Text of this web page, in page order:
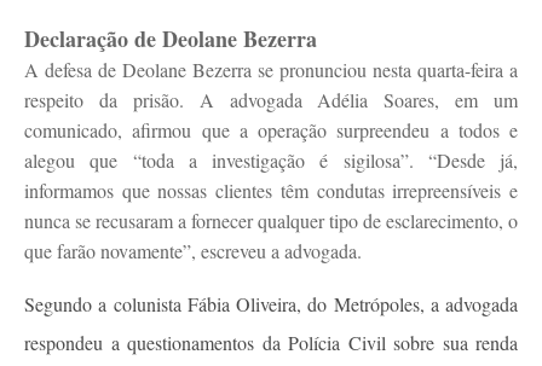
Declaração de Deolane Bezerra
A defesa de Deolane Bezerra se pronunciou nesta quarta-feira a
respeito da prisão. A advogada Adélia Soares, em um
comunicado, afirmou que a operação surpreendeu a todos e
alegou que “toda a investigação é sigilosa”. “Desde já,
informamos que nossas clientes têm condutas irrepreensíveis e
nunca se recusaram a fornecer qualquer tipo de esclarecimento, o
que farão novamente”, escreveu a advogada.
Segundo a colunista Fábia Oliveira, do Metrópoles, a advogada
respondeu a questionamentos da Polícia Civil sobre sua renda